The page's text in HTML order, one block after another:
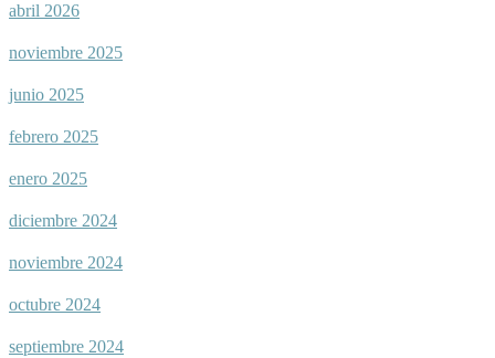
abril 2026
noviembre 2025
junio 2025
febrero 2025
enero 2025
diciembre 2024
noviembre 2024
octubre 2024
septiembre 2024